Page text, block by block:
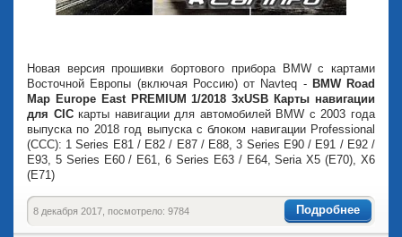
Новая версия прошивки бортового прибора BMW с картами
Восточной Европы (включая Россию) от Navteq -BMW Road
Map Europe East PREMIUM 1/2018 3xUSB Карты навигации
для CICкарты навигации для автомобилей BMW с 2003 года
выпуска по 2018 год выпуска с блоком навигации Professional
(CCC): 1 Series E81 / E82 / E87 / E88, 3 Series E90 / E91 / E92 /
E93, 5 Series E60 / E61, 6 Series E63 / E64, Seria X5 (E70), X6
(Е71)
Подробнее
8 декабря 2017, посмотрело: 9784